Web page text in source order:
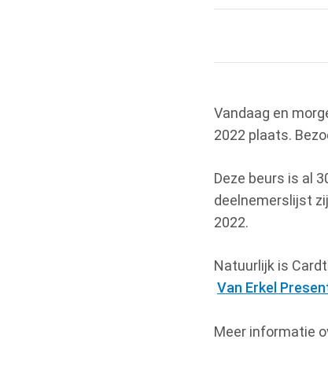
Vandaag en
2022 plaats.
Deze beurs is al
deelnemerslijst
2022.
Natuurlijk is
Van Erkel
Meer informatie